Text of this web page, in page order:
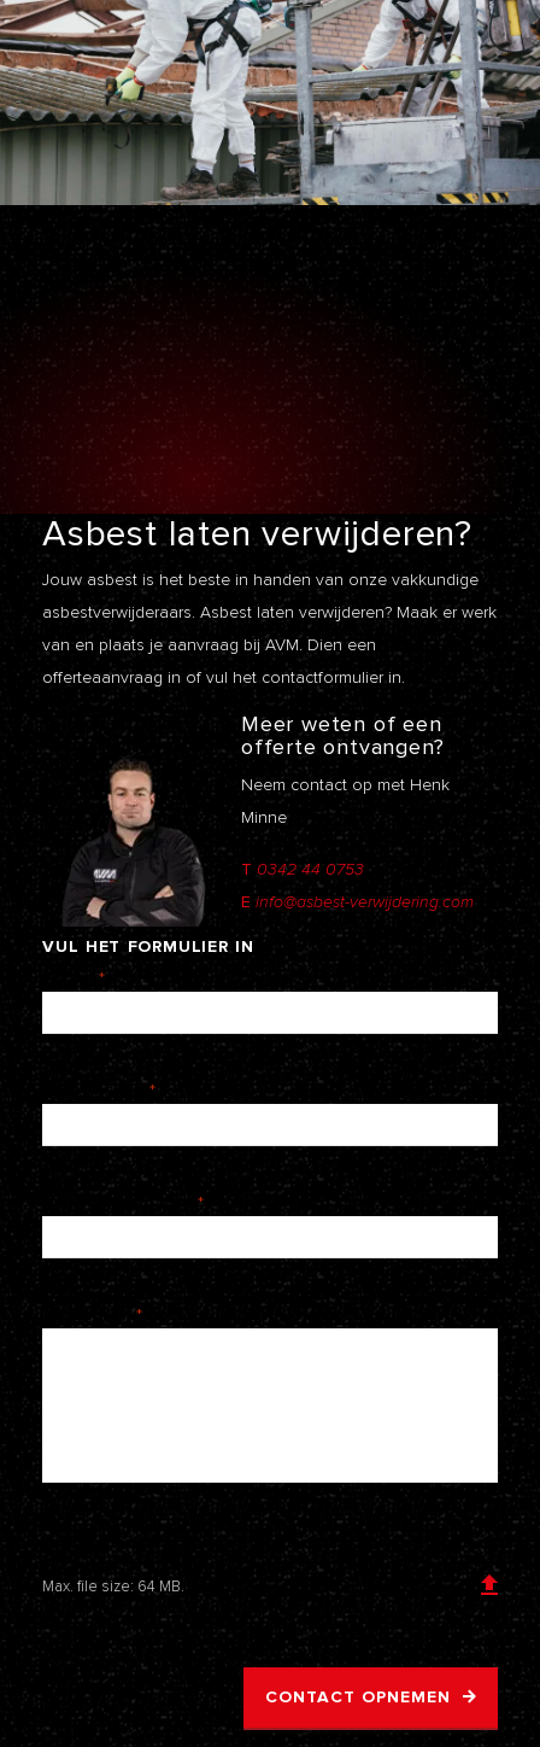
Asbest latenverwijderen?
Jouw asbest is het beste in handen van onze vakkundige
asbestverwijderaars. Asbest laten verwijderen? Maak er werk
van en plaats je aanvraag bij AVM. Dien een
offerteaanvraag in of vul het contactformulier in.
Meer weten of een
offerte ontvangen?
Neem contact op met Henk
Minne
T 0342 44 0753
E info@asbest-verwijdering.com
VUL HET FORMULIER IN
Naam *
E-mailadres *
Telefoonnummer *
Je bericht *
Voeg een bijlage toe
Max. file size: 64 MB.
CONTACT OPNEMEN